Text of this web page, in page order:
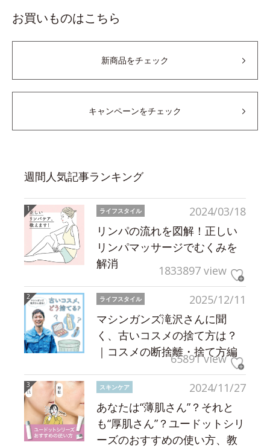
お買いものはこちら
新商品をチェック
キャンペーンをチェック
週間人気記事ランキング
2024/03/18
ライフスタイル
リンパの流れを図解！正しい
リンパマッサージでむくみを
解消
1833897 view
2025/12/11
ライフスタイル
マシンガンズ滝沢さんに聞
く、古いコスメの捨て方は？
｜コスメの断捨離・捨て方編
65891 view
2024/11/27
スキンケア
あなたは“薄肌さん”？それと
も“厚肌さん”？ユードットシリ
ーズのおすすめの使い方、教